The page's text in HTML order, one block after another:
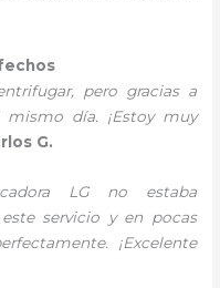
pero gracias a
día. ¡Estoy muy
G.
LG no estaba
servicio y en pocas
¡Excelente